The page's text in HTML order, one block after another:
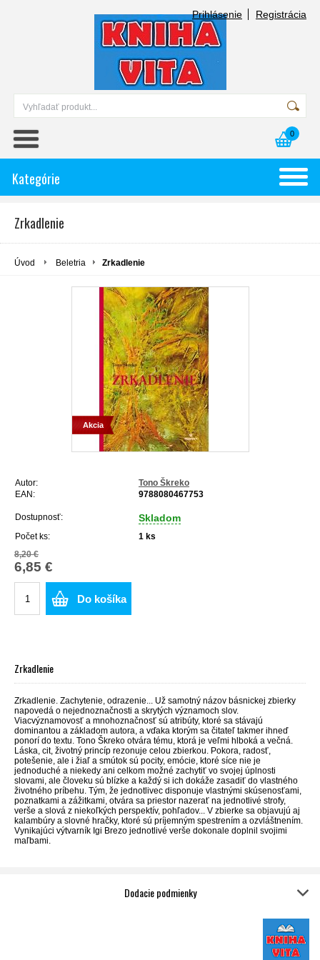
Prihlásenie Registrácia
0
Kategórie
Zrkadlenie
Úvod Beletria Zrkadlenie
Akcia
Autor:
Tono Škreko
EAN:
9788080467753
Dostupnosť: Skladom
Počet ks: 1 ks
8,20 €
6,85 €
Do košíka
Zrkadlenie
Zrkadlenie. Zachytenie, odrazenie... Už samotný názov básnickej zbierky
napovedá o nejednoznačnosti a skrytých významoch slov.
Viacvýznamovosť a mnohoznačnosť sú atribúty, ktoré sa stávajú
dominantou a základom autora, a vďaka ktorým sa čitateľ takmer ihneď
ponorí do textu. Tono Škreko otvára tému, ktorá je veľmi hlboká a večná.
Láska, cit, životný princíp rezonuje celou zbierkou. Pokora, radosť,
potešenie, ale i žiaľ a smútok sú pocity, emócie, ktoré síce nie je
jednoduché a niekedy ani celkom možné zachytiť vo svojej úplnosti
slovami, ale človeku sú blízke a každý si ich dokáže zasadiť do vlastného
životného príbehu. Tým, že jednotlivec disponuje vlastnými skúsenosťami,
poznatkami a zážitkami, otvára sa priestor nazerať na jednotlivé strofy,
verše a slová z niekoľkých perspektív, pohľadov... V zbierke sa objavujú aj
kalambúry a slovné hračky, ktoré sú príjemným spestrením a ozvláštnením.
Vynikajúci výtvarník Igi Brezo jednotlivé verše dokonale doplnil svojimi
maľbami.
Dodacie podmienky